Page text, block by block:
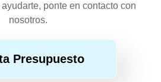
ponte en contacto con
nosotros.
Presupuesto